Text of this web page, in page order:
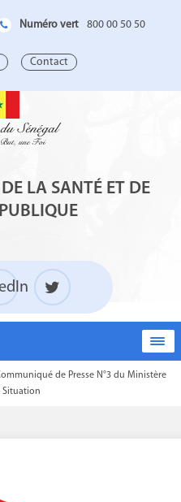
Numéro vert 800 00 50 50
Contact
LA SANTÉ ET DE
de Presse N°3 du Ministère
Situation